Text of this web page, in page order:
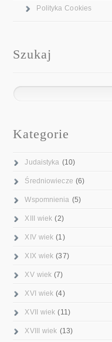
Polityka Cookies
Szukaj
Kategorie
Judaistyka (10)
Średniowiecze (6)
Wspomnienia (5)
XIII wiek (2)
XIV wiek (1)
XIX wiek (37)
XV wiek (7)
XVI wiek (4)
XVII wiek (11)
XVIII wiek (13)